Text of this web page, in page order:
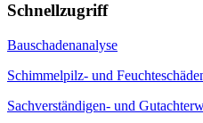
Schnellzugriff
Bauschadenanalyse
Schimmelpilz- und
Sachverständigen- und